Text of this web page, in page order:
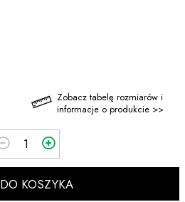
Zobacz tabelę rozmiarów i
informacje o produkcie >>
DO KOSZYKA